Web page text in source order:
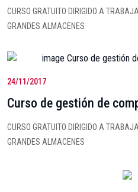
CURSO GRATUITO DIRIGIDO A
GRANDES ALMACENES
24/11/2017
Curso de gestión de
CURSO GRATUITO DIRIGIDO A
GRANDES ALMACENES